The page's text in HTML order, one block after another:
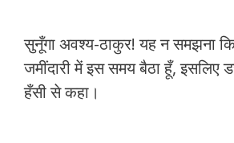
सुनूँगा अवश्य-ठाकुर! यह न समझना कि
जमींदारी में इस समय बैठा हूँ, इसलिए
हँसी से कहा।